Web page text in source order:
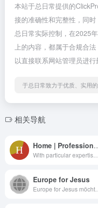
本站于总日常提供的
接的准确性和完整性，同
总日常实际控制，在2025
上的内容，都属于合规合
以直接联系网站管理员进行
于总日常致力于优质、实用
相关导航
Home |
Europe for Jesus